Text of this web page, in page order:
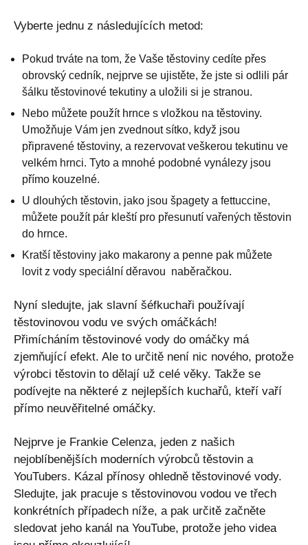
Vyberte jednu z následujících metod:
Pokud trváte na tom, že Vaše těstoviny cedíte přes
obrovský cedník, nejprve se ujistěte, že jste si odlili pár
šálku těstovinové tekutiny a uložili si je stranou.
Nebo můžete použít hrnce s vložkou na těstoviny.
Umožňuje Vám jen zvednout sítko, když jsou
připravené těstoviny, a rezervovat veškerou tekutinu ve
velkém hrnci. Tyto a mnohé podobné vynálezy jsou
přímo kouzelné.
U dlouhých těstovin, jako jsou špagety a fettuccine,
můžete použít pár kleští pro přesunutí vařených těstovin
do hrnce.
Kratší těstoviny jako makarony a penne pak můžete
lovit z vody speciální děravou naběračkou.
Nyní sledujte, jak slavní šéfkuchaři používají
těstovinovou vodu ve svých omáčkách!
Přimícháním těstovinové vody do omáčky má
zjemňující efekt. Ale to určitě není nic nového, protože
výrobci těstovin to dělají už celé věky. Takže se
podívejte na některé z nejlepších kuchařů, kteří vaří
přímo neuvěřitelné omáčky.
Nejprve je Frankie Celenza, jeden z našich
nejoblíbenějších moderních výrobců těstovin a
YouTubers. Kázal přínosy ohledně těstovinové vody.
Sledujte, jak pracuje s těstovinovou vodou ve třech
konkrétních případech níže, a pak určitě začněte
sledovat jeho kanál na YouTube, protože jeho videa